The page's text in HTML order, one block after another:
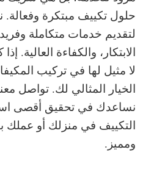
حلول تكييف مبتكرة
لتقديم خدمات متكاملة
الابتكار ، والكفاءة العالية.
لا مثيل لها في تركيب
الخيار المثالي لك. تواصل
نساعدك في تحقيق أقصى
التكييف في منزلك أو
ومميز.